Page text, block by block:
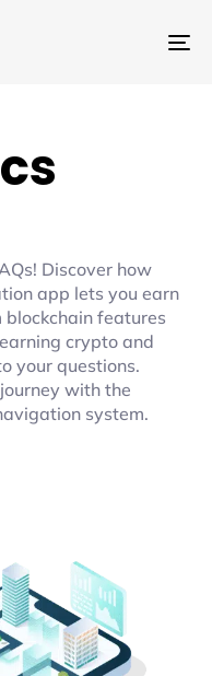
내
Discover how
app lets you earn
features
crypto and
your questions.
with the
system.